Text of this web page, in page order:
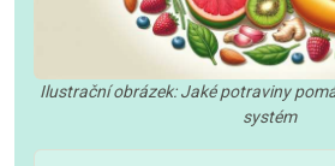
Ilustrační obrázek: Jaké potraviny
systém